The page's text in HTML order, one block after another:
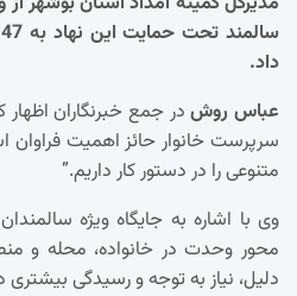
داد.
عباس روشدر جمع خبرنگاران اظهار
سرپرست خانوار حائز اهمیت فراوان
متنوعی را در دستور کار داریم.”
وی با اشاره به جایگاه ویژه
محور وحدت در خانواده، محله و
دلیل، نیاز به توجه و رسیدگی بیشتری